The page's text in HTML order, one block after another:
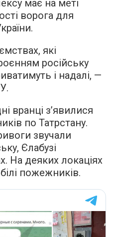
має на меті
ворога для
які
російську
і надалі, —
вранці з’явилися
по Татрстану.
звучали
Єлабузі
На деяких локаціях
пожежників.